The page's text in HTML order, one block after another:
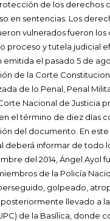
de los derechos
en sentencias. Los
vulnerados fueron los
proceso y tutela judicial
emitida el pasado 5 de
de la Corte
de lo Penal, Penal
Nacional de Justicia
el término de diez días
del documento. En
deberá informar de todo
del 2014, Ángel Ayol
de la Policía
golpeado,
llevado a
de la Basílica, donde